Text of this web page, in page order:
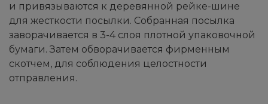
и привязываются к деревянной рейке-шине
для жесткости посылки. Собранная посылка
заворачивается в 3-4 слоя плотной упаковочной
бумаги. Затем обворачивается фирменным
скотчем, для соблюдения целостности
отправления.